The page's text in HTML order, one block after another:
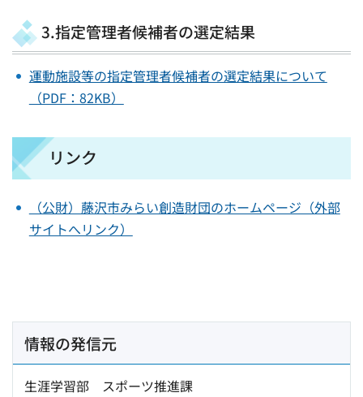
3.指定管理者候補者の選定結果
運動施設等の指定管理者候補者の選定結果について
（PDF：82KB）
リンク
（公財）藤沢市みらい創造財団のホームページ（外部
サイトへリンク）
情報の発信元
生涯学習部 スポーツ推進課